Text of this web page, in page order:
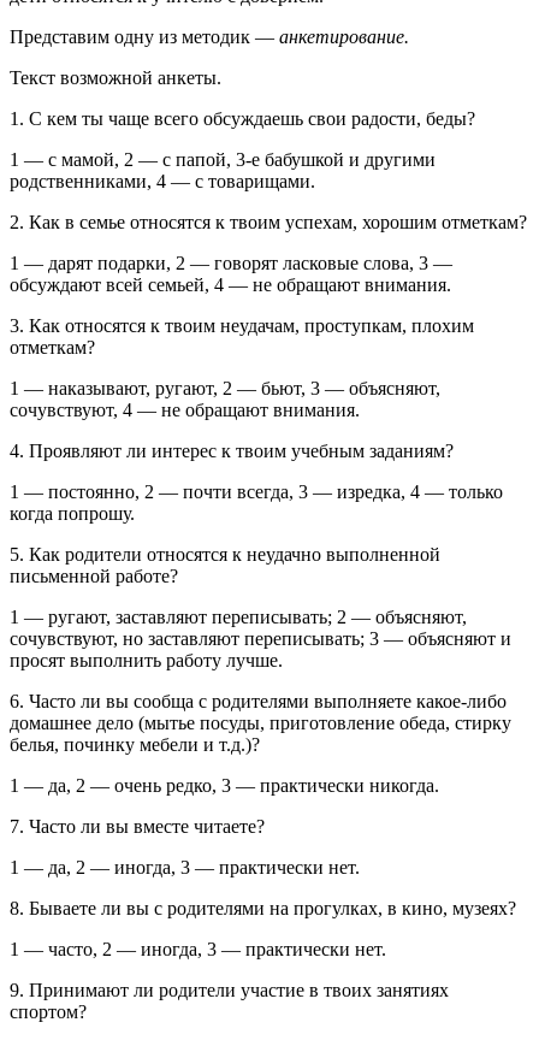
Представим одну из методик — анкетирование.
Текст возможной анкеты.
1. С кем ты чаще всего обсуждаешь свои радости, беды?
1 — с мамой, 2 — с папой, 3-е бабушкой и другими
родственника­ми, 4 — с товарищами.
2. Как в семье относятся к твоим успехам, хорошим отметкам?
1 — дарят подарки, 2 — говорят ласковые слова, 3 —
обсуждают всей семьей, 4 — не обращают внимания.
3. Как относятся к твоим неудачам, проступкам, плохим
отметкам?
1 — наказывают, ругают, 2 — бьют, 3 — объясняют,
сочувствуют, 4 — не обращают внимания.
4. Проявляют ли интерес к твоим учебным заданиям?
1 — постоянно, 2 — почти всегда, 3 — изредка, 4 — только
когда попрошу.
5. Как родители относятся к неудачно выполненной
письменной работе?
1 — ругают, заставляют переписывать; 2 — объясняют,
сочувствуют, но заставляют переписывать; 3 — объясняют и
просят выполнить работу лучше.
6. Часто ли вы сообща с родителями выполняете какое-либо
домашнее дело (мытье посуды, приготовление обеда, стирку
белья, починку мебе­ли и т.д.)?
1 — да, 2 — очень редко, 3 — практически никогда.
7. Часто ли вы вместе читаете?
1 — да, 2 — иногда, 3 — практически нет.
8. Бываете ли вы с родителями на прогулках, в кино, музеях?
1 — часто, 2 — иногда, 3 — практически нет.
9. Принимают ли родители участие в твоих занятиях
спортом?